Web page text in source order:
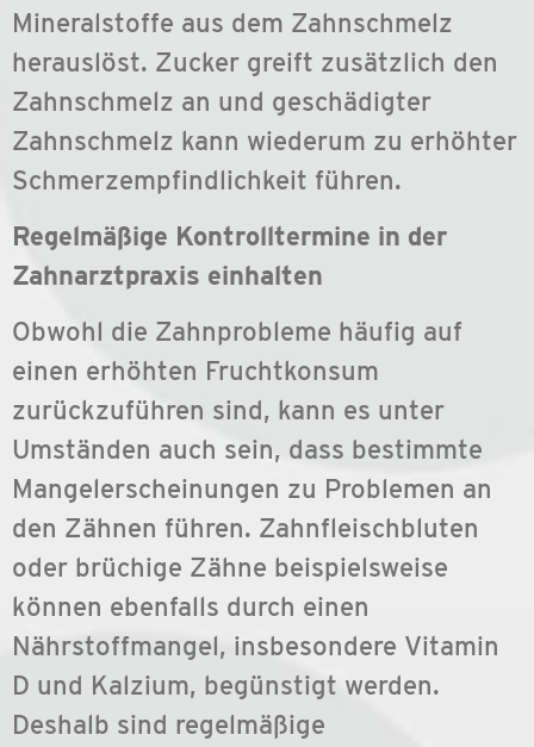
Mineralstoffe aus dem Zahnschmelz
herauslöst. Zucker greift zusätzlich den
Zahnschmelz an und geschädigter
Zahnschmelz kann wiederum zu erhöhter
Schmerzempfindlichkeit führen.
Regelmäßige Kontrolltermine in der
Zahnarztpraxis einhalten
Obwohl die Zahnprobleme häufig auf
einen erhöhten Fruchtkonsum
zurückzuführen sind, kann es unter
Umständen auch sein, dass bestimmte
Mangelerscheinungen zu Problemen an
den Zähnen führen. Zahnfleischbluten
oder brüchige Zähne beispielsweise
können ebenfalls durch einen
Nährstoffmangel, insbesondere Vitamin
D und Kalzium, begünstigt werden.
Deshalb sind regelmäßige